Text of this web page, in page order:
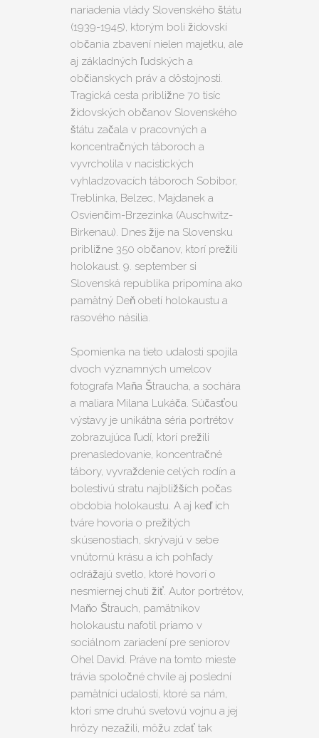
nariadenia vlády Slovenského štátu
(1939-1945), ktorým boli židovskí
občania zbavení nielen majetku, ale
aj základných ľudských a
občianskych práv a dôstojnosti.
Tragická cesta približne 70 tisíc
židovských občanov Slovenského
štátu začala v pracovných a
koncentračných táboroch a
vyvrcholila v nacistických
vyhladzovacích táboroch Sobibor,
Treblinka, Belzec, Majdanek a
Osvienčim-Brzezinka (Auschwitz-
Birkenau). Dnes žije na Slovensku
približne 350 občanov, ktorí prežili
holokaust. 9. september si
Slovenská republika pripomína ako
pamätný Deň obetí holokaustu a
rasového násilia.
Spomienka na tieto udalosti spojila
dvoch významných umelcov
fotografa Maňa Štraucha, a sochára
a maliara Milana Lukáča. Súčasťou
výstavy je unikátna séria portrétov
zobrazujúca ľudí, ktorí prežili
prenasledovanie, koncentračné
tábory, vyvraždenie celých rodín a
bolestivú stratu najbližších počas
obdobia holokaustu. A aj keď ich
tváre hovoria o prežitých
skúsenostiach, skrývajú v sebe
vnútornú krásu a ich pohľady
odrážajú svetlo, ktoré hovorí o
nesmiernej chuti žiť. Autor portrétov,
Maňo Štrauch, pamätníkov
holokaustu nafotil priamo v
sociálnom zariadení pre seniorov
Ohel David. Práve na tomto mieste
trávia spoločné chvíle aj poslední
pamätníci udalostí, ktoré sa nám,
ktorí sme druhú svetovú vojnu a jej
hrôzy nezažili, môžu zdať tak